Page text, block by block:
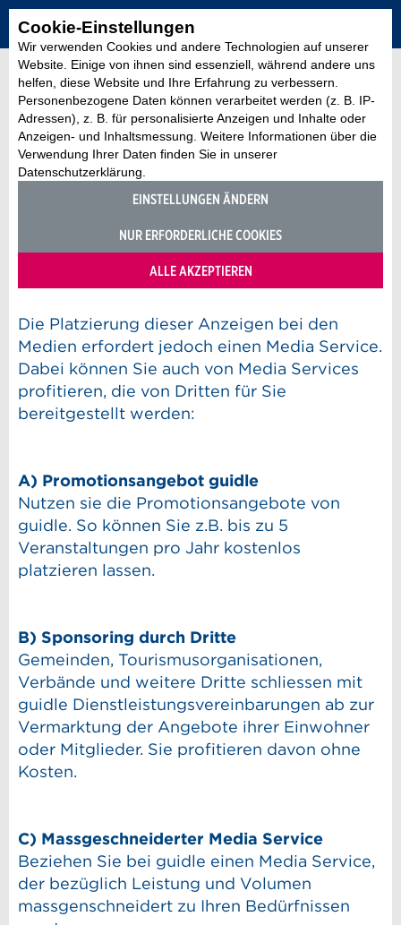
Cookie-Einstellungen
Wir verwenden Cookies und andere Technologien auf unserer
Website. Einige von ihnen sind essenziell, während andere uns
helfen, diese Website und Ihre Erfahrung zu verbessern.
Personenbezogene Daten können verarbeitet werden (z. B. IP-
Adressen), z. B. für personalisierte Anzeigen und Inhalte oder
Anzeigen- und Inhaltsmessung. Weitere Informationen über die
Verwendung Ihrer Daten finden Sie in unserer
Datenschutzerklärung.
EINSTELLUNGEN ÄNDERN
NUR ERFORDERLICHE COOKIES
ALLE AKZEPTIEREN
Anzeige erfassen, Branchenlösung Veranstalter
Ist das Erfassen von
Anzeigen kostenpflichtig?
Jeder Benutzer kann beliebig viele Anzeigen
kostenlos erfassen.
Die Platzierung dieser Anzeigen bei den
Medien erfordert jedoch einen Media Service.
Dabei können Sie auch von Media Services
profitieren, die von Dritten für Sie
bereitgestellt werden:
A) Promotionsangebot guidle
Nutzen sie die Promotionsangebote von
guidle. So können Sie z.B. bis zu 5
Veranstaltungen pro Jahr kostenlos
platzieren lassen.
B) Sponsoring durch Dritte
Gemeinden, Tourismusorganisationen,
Verbände und weitere Dritte schliessen mit
guidle Dienstleistungsvereinbarungen ab zur
Vermarktung der Angebote ihrer Einwohner
oder Mitglieder. Sie profitieren davon ohne
Kosten.
C) Massgeschneiderter Media Service
Beziehen Sie bei guidle einen Media Service,
der bezüglich Leistung und Volumen
massgenschneidert zu Ihren Bedürfnissen